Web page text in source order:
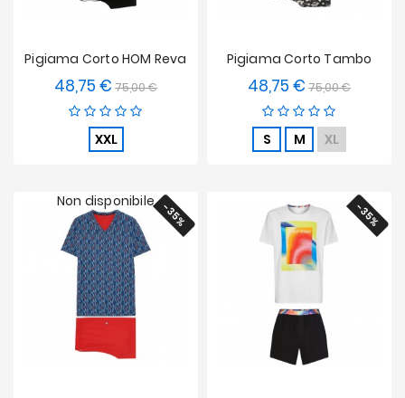
Pigiama Corto HOM Reva
48,75 € Prezzo
base
75,00 €Prezzo
XXL
Pigiama Corto Tambo
48,75 € Prezzo
base
75,00 €Prezzo
S M XL
-35%
Non disponibile -35%